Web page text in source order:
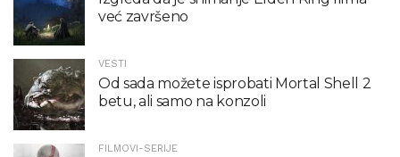
već završeno
VESTI
Od sada možete isprobati Mortal Shell 2
betu, ali samo na konzoli
FILMOVI-SERIJE